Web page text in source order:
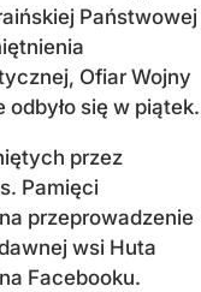
Państwowej
Ofiar Wojny
się w piątek.
przez
Pamięci
przeprowadzenie
wsi Huta
Facebooku.